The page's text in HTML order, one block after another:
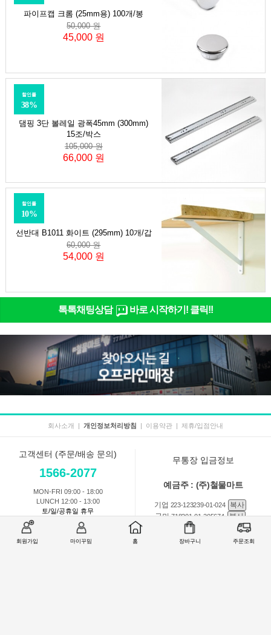
회원가입 마이꾸밈 홈 장바구니 주문조회
파이프캡 크롬 (25mm용) 100개/봉
50,000 원
45,000 원
댐핑 3단 볼레일 광폭45mm (300mm)
15조/박스
할인률
38%
105,000 원
66,000 원
선반대 B1011 화이트 (295mm) 10개/갑
할인률
10%
60,000 원
54,000 원
톡톡채팅상담 바로 시작하기! 클릭!!
회사소개 | 개인정보처리방침 | 이용약관 | 제휴/입점안내
고객센터 (주문/배송 문의)
1566-2077
MON-FRI 09:00 - 18:00
LUNCH 12:00 - 13:00
토/일/공휴일 휴무
무통장 입금정보
예금주 : (주)철물마트
기업 223-123239-01-024
복사
국민718201-01-205674
복사
301-0168-3882-11 복사